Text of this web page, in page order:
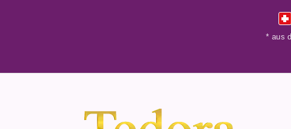
* aus